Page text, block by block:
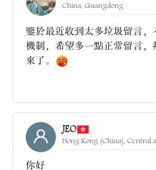
China, Guangdong
鑒於最近收到太多垃圾留言，
機制，希望多一點正常留言，
來了。
JEO
Hong Kong (China), Central
你好